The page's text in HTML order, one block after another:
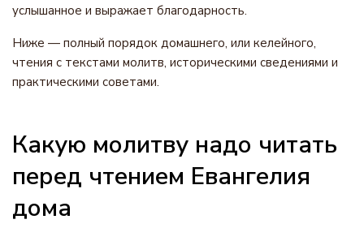
услышанное и выражает благодарность.
Ниже — полный порядок домашнего, или келейного,
чтения с текстами молитв, историческими сведениями и
практическими советами.
Какую молитву надо читать
перед чтением Евангелия
дома